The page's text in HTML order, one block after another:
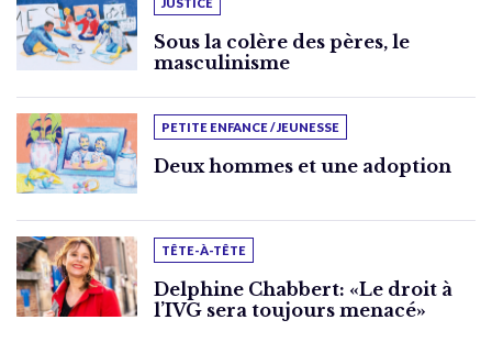
JUSTICE
Sous la colère des pères, le
masculinisme
PETITE ENFANCE / JEUNESSE
Deux hommes et une adoption
TÊTE-À-TÊTE
Delphine Chabbert: «Le droit à
l’IVG sera toujours menacé»